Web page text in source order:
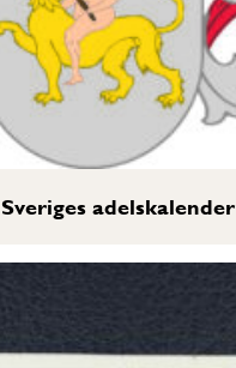
Sveriges adelskalender